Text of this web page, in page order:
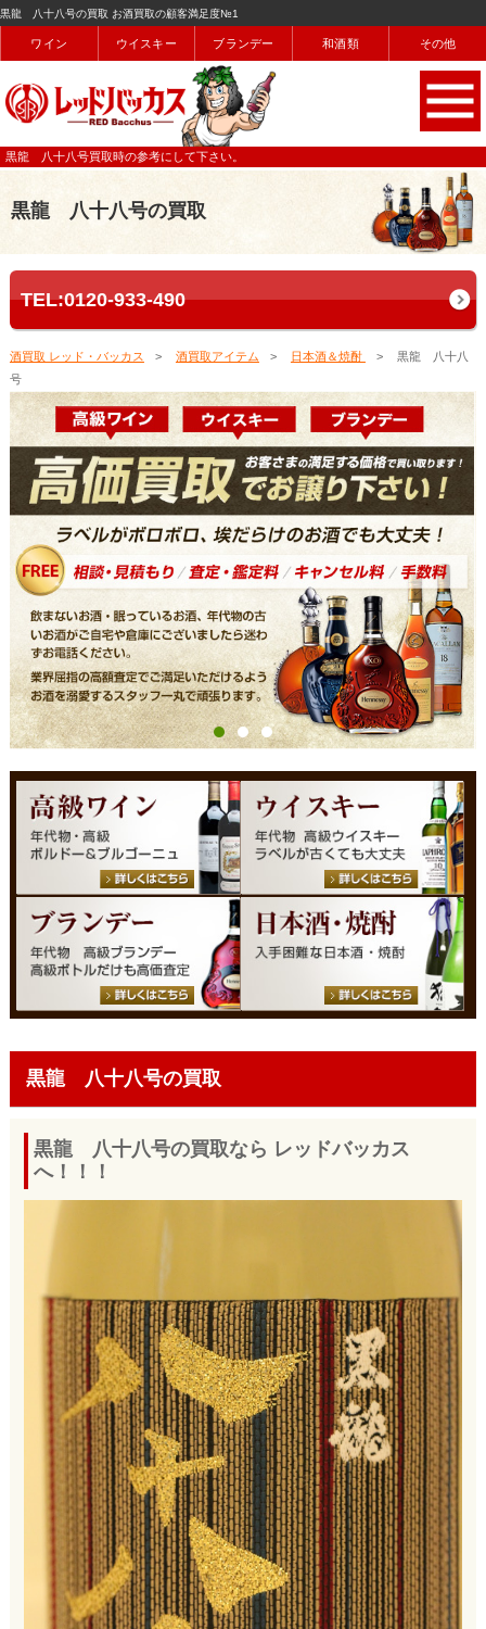
黒龍 八十八号の買取 お酒買取の顧客満足度№1
ワイン ウイスキー ブランデー 和酒類 その他
黒龍 八十八号買取時の参考にして下さい。
黒龍 八十八号の買取
TEL:0120-933-490
酒買取 レッド・バッカス 酒買取アイテム 日本酒＆焼酎
黒龍 八十八
号
黒龍 八十八号の買取
黒龍 八十八号の買取なら レッドバッカス
へ！！！